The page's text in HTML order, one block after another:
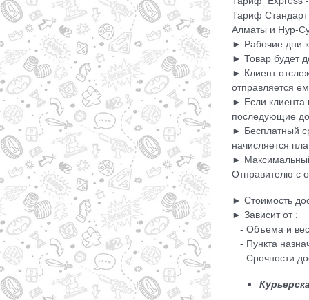
Тариф
Алматы и Нур-
► Рабочие дни
► Товар будет
► Клиент
отправляется
► Если клиента
последующие
► Бесплатный
начисляется
►
Отправителю с
► Стоимость
► Зависит от :
- Объема и
- Пункта
- Срочности